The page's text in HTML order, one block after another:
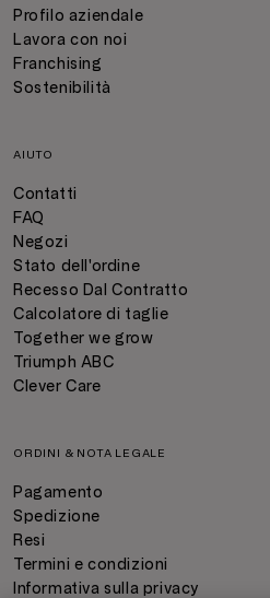
Profilo aziendale
Lavora con noi
Franchising
Sostenibilità
AIUTO
Contatti
FAQ
Negozi
Stato dell'ordine
Recesso Dal Contratto
Calcolatore di taglie
Together we grow
Triumph ABC
Clever Care
ORDINI & NOTA LEGALE
Pagamento
Spedizione
Resi
Termini e condizioni
Informativa sulla privacy